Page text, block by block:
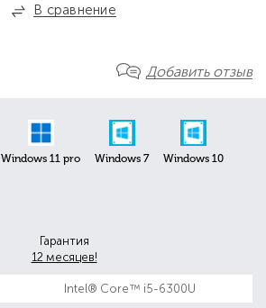
Добавить отзыв
Windows 11 pro Windows 7 Windows 10
Гарантия
12 месяцев!
Intel® Core™ i5-6300U
В сравнение